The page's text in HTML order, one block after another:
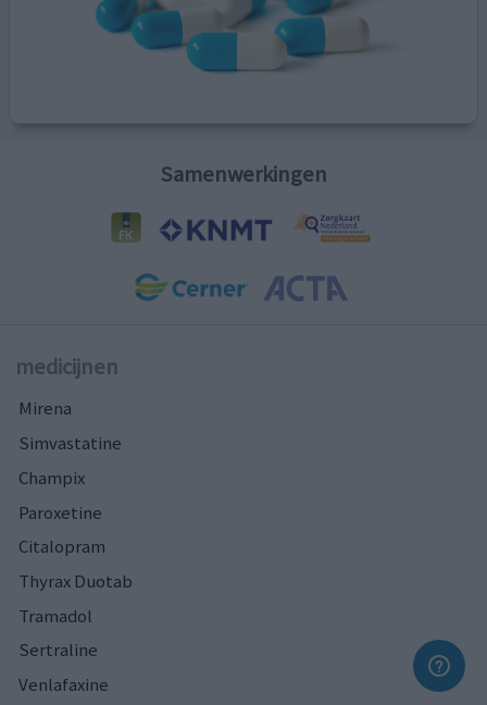
Samenwerkingen
medicijnen
Mirena
Simvastatine
Champix
Paroxetine
Citalopram
Thyrax Duotab
Tramadol
Sertraline
Venlafaxine